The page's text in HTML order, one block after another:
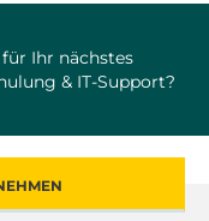
Ihr nächstes
& IT-Support?